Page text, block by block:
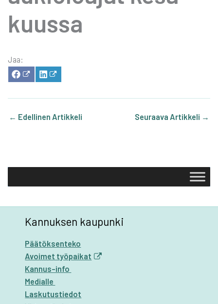
kuus­sa
Jaa:
SHA­
RE
FACE­
SHA­
RE
LIN­
← Edellinen Artikkeli Seuraava Artikkeli →
Kannuksen kaupunki
Päätöksenteko
Avoimet työpaikat
Kannus-info
Medialle
Laskutustiedot